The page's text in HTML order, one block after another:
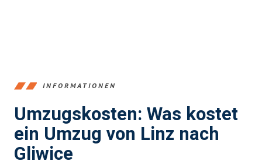
INFORMATIONEN
Umzugskosten: Was kostet
ein Umzug von Linz nach
Gliwice